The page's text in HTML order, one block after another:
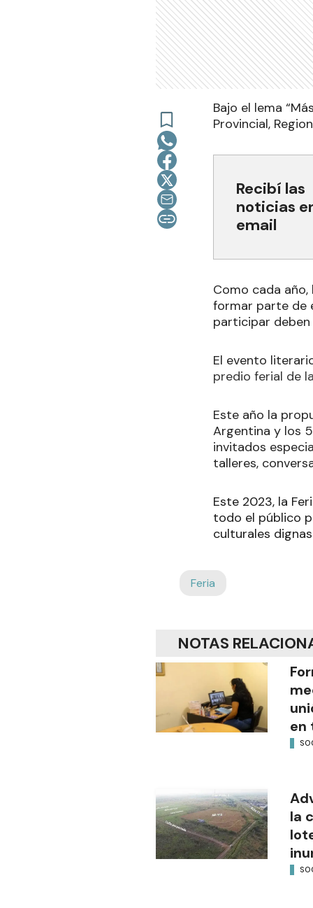
Bajo el lema
Provincial,
Recibí las
noticias
email
Como cada
formar parte de
participar
El evento
predio ferial de
Este año la
Argentina y los
invitados
talleres,
Este 2023, la
todo el público
culturales
Feria
NOTAS
en
la